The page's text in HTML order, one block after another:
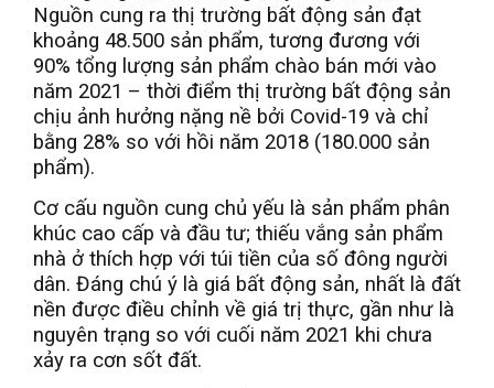
Nguồn cung ra thị trường bất động sản đạt
khoảng 48.500 sản phẩm, tương đương với
90% tổng lượng sản phẩm chào bán mới vào
năm 2021 – thời điểm thị trường bất động sản
chịu ảnh hưởng nặng nề bởi Covid-19 và chỉ
bằng 28% so với hồi năm 2018 (180.000 sản
phẩm).
Cơ cấu nguồn cung chủ yếu là sản phẩm phân
khúc cao cấp và đầu tư; thiếu vắng sản phẩm
nhà ở thích hợp với túi tiền của số đông người
dân. Đáng chú ý là giá bất động sản, nhất là đất
nền được điều chỉnh về giá trị thực, gần như là
nguyên trạng so với cuối năm 2021 khi chưa
xảy ra cơn sốt đất.